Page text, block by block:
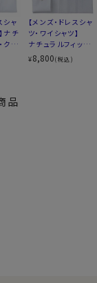
にて生産。
ロールが大
うに仕上げ
といった
ーマルや
巻くと、よ
でご了承
や絞ったス
いてダボ
において
せず一般的
シャ
ナチ
クー
ルシ
形態
ォー
・ス
タ
【メンズ・ドレスシャ
ツ・ワイシャツ】
ナチュラルフィット・
プレミアムコットン・
からみ織り・イタリ
¥8,800(税込)
品